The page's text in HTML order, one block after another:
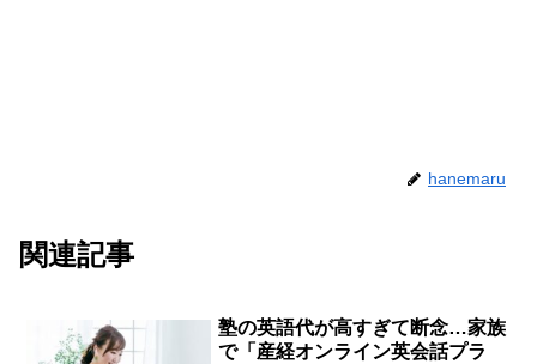
hanemaru
関連記事
塾の英語代が高すぎて断念…家族
で「産経オンライン英会話プラ